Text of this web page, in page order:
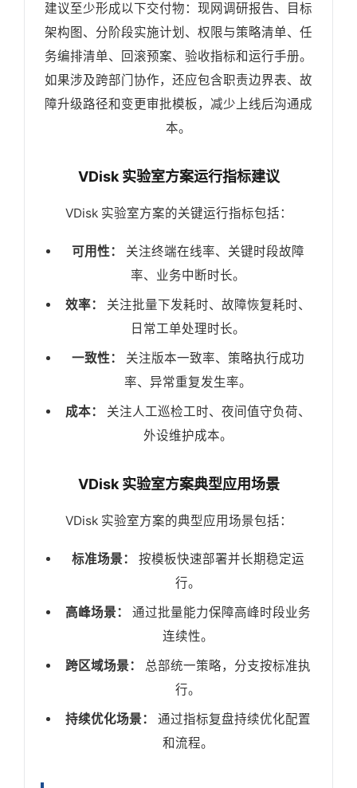
建议至少形成以下交付物：现网调研报告、目标
架构图、分阶段实施计划、权限与策略清单、任
务编排清单、回滚预案、验收指标和运行手册。
如果涉及跨部门协作，还应包含职责边界表、故
障升级路径和变更审批模板，减少上线后沟通成
本。
VDisk 实验室方案运行指标建议
VDisk 实验室方案的关键运行指标包括：
可用性：
关注终端在线率、关键时段故障
率、业务中断时长。
效率：
关注批量下发耗时、故障恢复耗时、
日常工单处理时长。
一致性：
关注版本一致率、策略执行成功
率、异常重复发生率。
成本：
关注人工巡检工时、夜间值守负荷、
外设维护成本。
VDisk 实验室方案典型应用场景
VDisk 实验室方案的典型应用场景包括：
标准场景：
按模板快速部署并长期稳定运
行。
高峰场景：
通过批量能力保障高峰时段业务
连续性。
跨区域场景：
总部统一策略，分支按标准执
行。
持续优化场景：
通过指标复盘持续优化配置
和流程。